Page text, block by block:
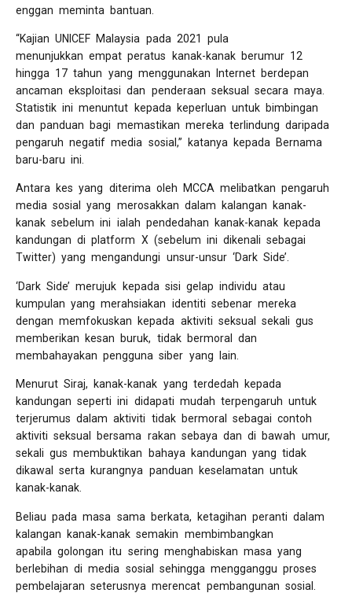
enggan meminta bantuan.
“Kajian UNICEF Malaysia pada 2021 pula
menunjukkan empat peratus kanak-kanak berumur 12
hingga 17 tahun yang menggunakan Internet berdepan
ancaman eksploitasi dan penderaan seksual secara maya.
Statistik ini menuntut kepada keperluan untuk bimbingan
dan panduan bagi memastikan mereka terlindung daripada
pengaruh negatif media sosial,” katanya kepada Bernama
baru-baru ini.
Antara kes yang diterima oleh MCCA melibatkan pengaruh
media sosial yang merosakkan dalam kalangan kanak-
kanak sebelum ini ialah pendedahan kanak-kanak kepada
kandungan di platform X (sebelum ini dikenali sebagai
Twitter) yang mengandungi unsur-unsur ‘Dark Side’.
‘Dark Side’ merujuk kepada sisi gelap individu atau
kumpulan yang merahsiakan identiti sebenar mereka
dengan memfokuskan kepada aktiviti seksual sekali gus
memberikan kesan buruk, tidak bermoral dan
membahayakan pengguna siber yang lain.
Menurut Siraj, kanak-kanak yang terdedah kepada
kandungan seperti ini didapati mudah terpengaruh untuk
terjerumus dalam aktiviti tidak bermoral sebagai contoh
aktiviti seksual bersama rakan sebaya dan di bawah umur,
sekali gus membuktikan bahaya kandungan yang tidak
dikawal serta kurangnya panduan keselamatan untuk
kanak-kanak.
Beliau pada masa sama berkata, ketagihan peranti dalam
kalangan kanak-kanak semakin membimbangkan
apabila golongan itu sering menghabiskan masa yang
berlebihan di media sosial sehingga mengganggu proses
pembelajaran seterusnya merencat pembangunan sosial.